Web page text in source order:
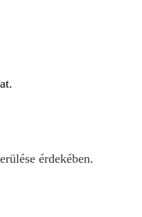
érdekében.